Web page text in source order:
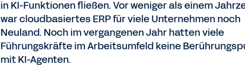
in KI-Funktionen fließen. Vor weniger als einem
war cloudbasiertes ERP für viele Unternehmen noch
Neuland. Noch im vergangenen Jahr hatten viele
Führungskräfte im Arbeitsumfeld keine
mit KI-Agenten.